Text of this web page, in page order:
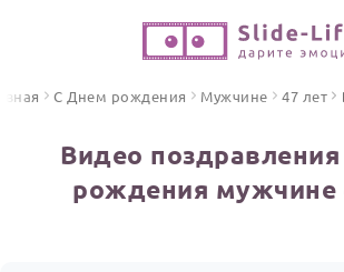
ПО ФОРМАТУ
ИНСТРУМЕНТЫ
С Днем рождения Мужчине 47 лет
Видео
рождения мужчине